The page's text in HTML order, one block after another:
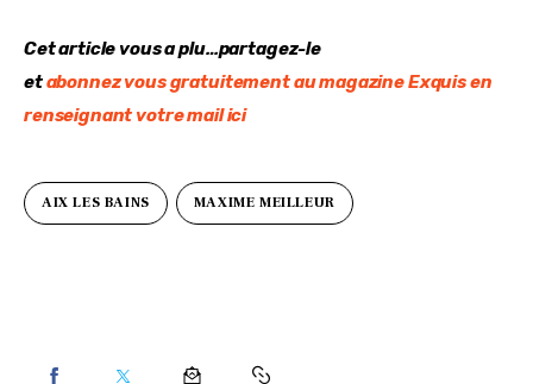
Cet article vous a plu…partagez-le
et abonnez vous gratuitement au magazine Exquis en
renseignant votre mail ici
AIX LES BAINS MAXIME MEILLEUR